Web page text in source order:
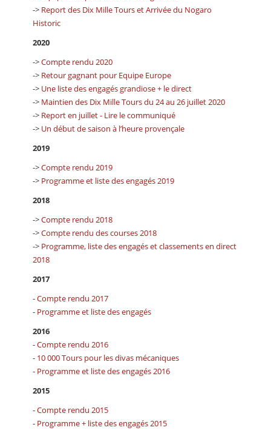
-> Report des Dix Mille Tours et Arrivée du Nogaro
Historic
2020
->Compte rendu 2020
-> Retour gagnant pour Equipe Europe
-> Une liste des engagés grandiose + le direct
-> Maintien des Dix Mille Tours du 24 au 26 juillet 2020
-> Report en juillet - Lire le communiqué
-> Un début de saison à l’heure provençale
2019
->Compte rendu 2019
-> Programme et liste des engagés 2019
2018
->Compte rendu 2018
->Compte rendu des courses 2018
-> Programme, liste des engagés et classements en direct
2018
2017
-Compte rendu 2017
- Programme et liste des engagés
2016
-Compte rendu 2016
- 10 000 Tours pour les divas mécaniques
- Programme et liste des engagés 2016
2015
-Compte rendu 2015
- Programme + liste des engagés 2015